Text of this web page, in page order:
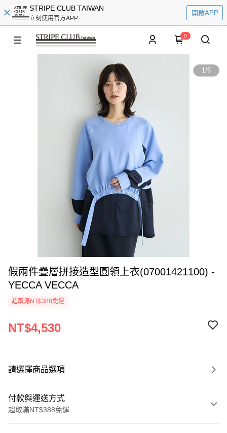
STRIPE CLUB TAIWAN
立刻使用官方APP
開啟APP
0
1/6
假兩件疊層拼接造型圓領上衣(07001421100) -
YECCA VECCA
超取滿NT$388免運
NT$4,530
請選擇商品選項
付款與運送方式
超取滿NT$388免運